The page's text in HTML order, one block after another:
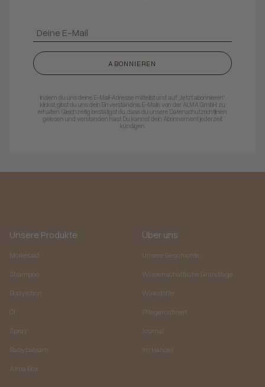
ABONNIEREN
Indem du uns deine E-Mail-Adresse mitteilst und auf „Jetzt abonnieren“
klickst, gibst du uns dein Einverständnis, E-Mails von der ALMA GmbH zu
erhalten. Gleichzeitig bestätigst du, dass du unsere Datenschutzrichtlinien
gelesen und verstanden hast. Du kannst dein Abonnement jederzeit
kündigen.
Unsere Produkte
Molkebad
Shampoo
Bodylotion
Spray
Babybalsam
Alma Box
Über uns
Unsere Geschichte
Wissenschaftliche Grundlage
Wirkstoffe
Pflegeroutinen
Journal
Im Handel